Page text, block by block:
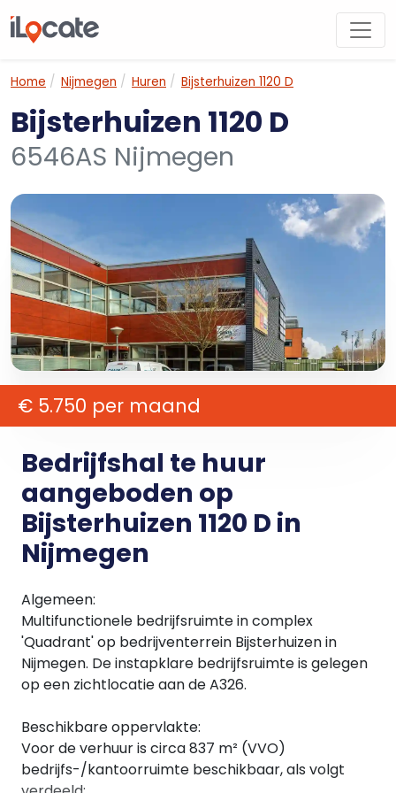
Home Nijmegen Huren Bijsterhuizen 1120 D
Bijsterhuizen 1120 D
6546AS Nijmegen
€ 5.750 per maand
Bedrijfshal te huur
aangeboden op
Bijsterhuizen 1120 D in
Nijmegen
Algemeen:
Multifunctionele bedrijfsruimte in complex
'Quadrant' op bedrijventerrein Bijsterhuizen in
Nijmegen. De instapklare bedrijfsruimte is gelegen
op een zichtlocatie aan de A326.
Beschikbare oppervlakte:
Voor de verhuur is circa 837 m² (VVO)
bedrijfs-/kantoorruimte beschikbaar, als volgt